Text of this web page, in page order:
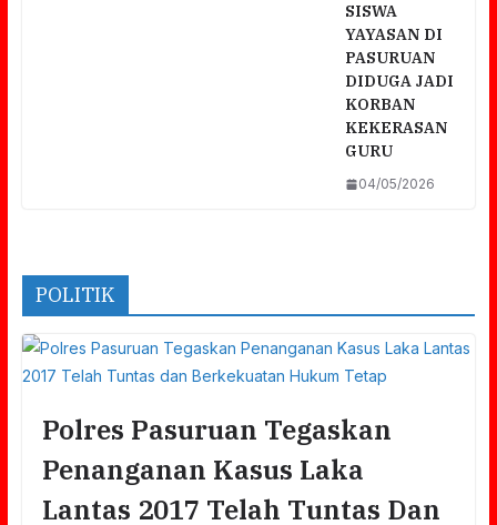
SISWA
YAYASAN DI
PASURUAN
DIDUGA JADI
KORBAN
KEKERASAN
GURU
04/05/2026
POLITIK
Polres Pasuruan Tegaskan
Penanganan Kasus Laka
Lantas 2017 Telah Tuntas Dan